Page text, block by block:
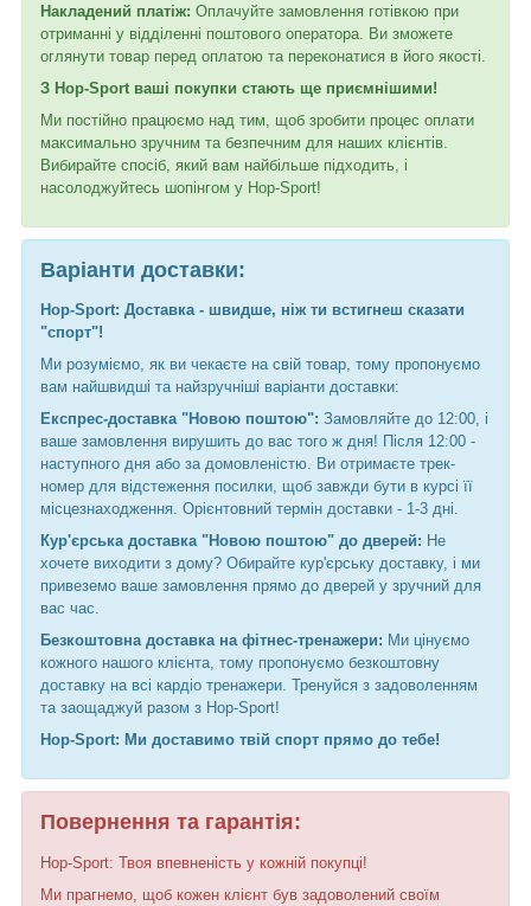
Накладений платіж: Оплачуйте замовлення готівкою при
отриманні у відділенні поштового оператора. Ви зможете
оглянути товар перед оплатою та переконатися в його якості.
З Hop-Sport ваші покупки стають ще приємнішими!
Ми постійно працюємо над тим, щоб зробити процес оплати
максимально зручним та безпечним для наших клієнтів.
Вибирайте спосіб, який вам найбільше підходить, і
насолоджуйтесь шопінгом у Hop-Sport!
Варіанти доставки:
Hop-Sport: Доставка - швидше, ніж ти встигнеш сказати
"спорт"!
Ми розуміємо, як ви чекаєте на свій товар, тому пропонуємо
вам найшвидші та найзручніші варіанти доставки:
Експрес-доставка "Новою поштою": Замовляйте до 12:00, і
ваше замовлення вирушить до вас того ж дня! Після 12:00 -
наступного дня або за домовленістю. Ви отримаєте трек-
номер для відстеження посилки, щоб завжди бути в курсі її
місцезнаходження. Орієнтовний термін доставки - 1-3 дні.
Кур'єрська доставка "Новою поштою" до дверей: Не
хочете виходити з дому? Обирайте кур'єрську доставку, і ми
привеземо ваше замовлення прямо до дверей у зручний для
вас час.
Безкоштовна доставка на фітнес-тренажери: Ми цінуємо
кожного нашого клієнта, тому пропонуємо безкоштовну
доставку на всі кардіо тренажери. Тренуйся з задоволенням
та заощаджуй разом з Hop-Sport!
Hop-Sport: Ми доставимо твій спорт прямо до тебе!
Повернення та гарантія:
Hop-Sport: Твоя впевненість у кожній покупці!
Ми прагнемо, щоб кожен клієнт був задоволений своїм